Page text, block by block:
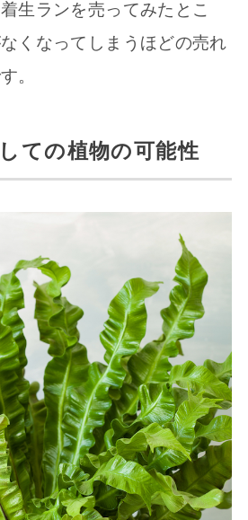
生ランを売ってみたとこ
くなってしまうほどの売れ
。
ての植物の可能性